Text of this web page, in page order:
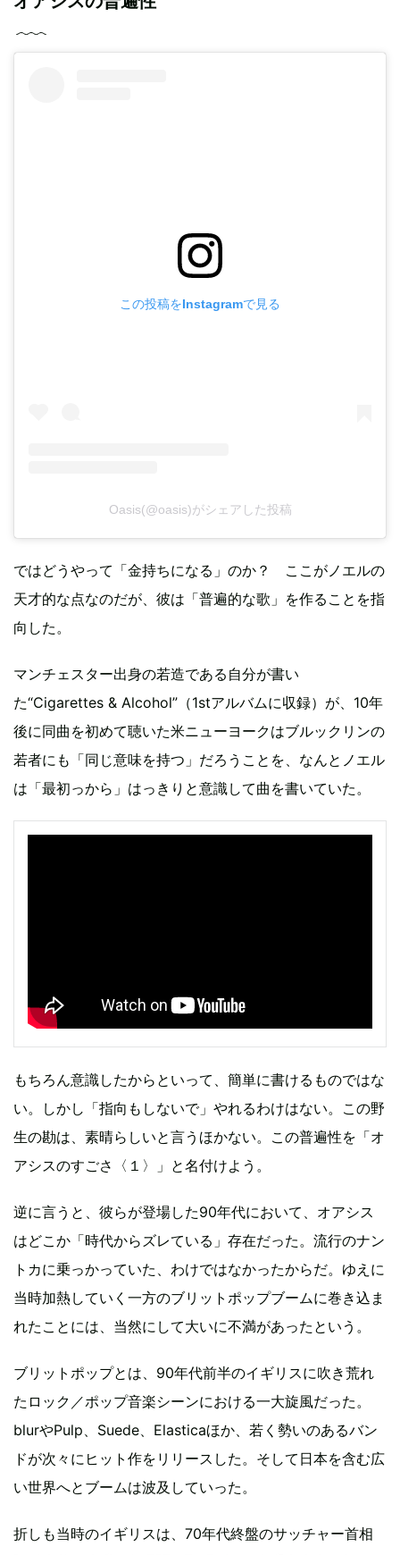
この投稿をInstagramで見る
Oasis(@oasis)がシェアした投稿
ではどうやって「金持ちになる」のか？ ここがノエルの
天才的な点なのだが、彼は「普遍的な歌」を作ることを指
向した。
マンチェスター出身の若造である自分が書い
た“Cigarettes & Alcohol”（1stアルバムに収録）が、10年
後に同曲を初めて聴いた米ニューヨークはブルックリンの
若者にも「同じ意味を持つ」だろうことを、なんとノエル
は「最初っから」はっきりと意識して曲を書いていた。
もちろん意識したからといって、簡単に書けるものではな
い。しかし「指向もしないで」やれるわけはない。この野
生の勘は、素晴らしいと言うほかない。この普遍性を「オ
アシスのすごさ〈１〉」と名付けよう。
逆に言うと、彼らが登場した90年代において、オアシス
はどこか「時代からズレている」存在だった。流行のナン
トカに乗っかっていた、わけではなかったからだ。ゆえに
当時加熱していく一方のブリットポップブームに巻き込ま
れたことには、当然にして大いに不満があったという。
ブリットポップとは、90年代前半のイギリスに吹き荒れ
たロック／ポップ音楽シーンにおける一大旋風だった。
blurやPulp、Suede、Elasticaほか、若く勢いのあるバン
ドが次々にヒット作をリリースした。そして日本を含む広
い世界へとブームは波及していった。
折しも当時のイギリスは、70年代終盤のサッチャー首相